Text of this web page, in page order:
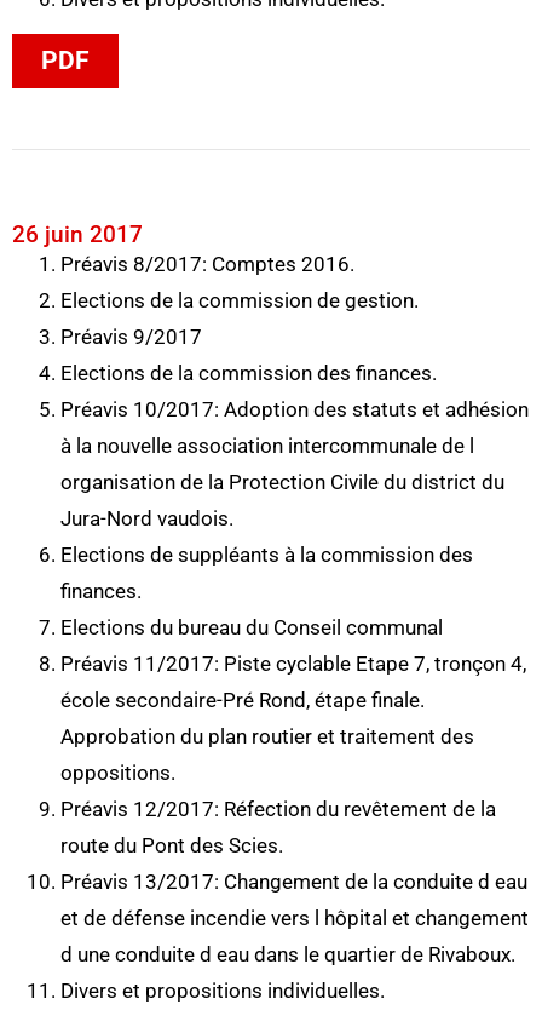
PDF
26 juin 2017
Préavis 8/2017: Comptes 2016.
Elections de la commission de gestion.
Préavis 9/2017
Elections de la commission des finances.
Préavis 10/2017: Adoption des statuts et adhésion
à la nouvelle association intercommunale de l
organisation de la Protection Civile du district du
Jura-Nord vaudois.
Elections de suppléants à la commission des
finances.
Elections du bureau du Conseil communal
Préavis 11/2017: Piste cyclable Etape 7, tronçon 4,
école secondaire-Pré Rond, étape finale.
Approbation du plan routier et traitement des
oppositions.
Préavis 12/2017: Réfection du revêtement de la
route du Pont des Scies.
Préavis 13/2017: Changement de la conduite d eau
et de défense incendie vers l hôpital et changement
d une conduite d eau dans le quartier de Rivaboux.
Divers et propositions individuelles.